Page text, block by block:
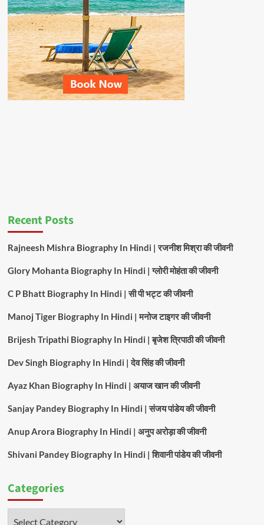
Recent Posts
Rajneesh Mishra Biography In Hindi | रजनीश मिश्रा की जीवनी
Glory Mohanta Biography In Hindi | ग्लोरी मोहंता की जीवनी
C P Bhatt Biography In Hindi | सी पी भट्ट की जीवनी
Manoj Tiger Biography In Hindi | मनोज टाइगर की जीवनी
Brijesh Tripathi Biography In Hindi | बृजेश त्रिपाठी की जीवनी
Dev Singh Biography In Hindi | देव सिंह की जीवनी
Ayaz Khan Biography In Hindi | अयाज खान की जीवनी
Sanjay Pandey Biography In Hindi | संजय पांडेय की जीवनी
Anup Arora Biography In Hindi | अनुप अरोड़ा की जीवनी
Shivani Pandey Biography In Hindi | शिवानी पांडेय की जीवनी
Categories